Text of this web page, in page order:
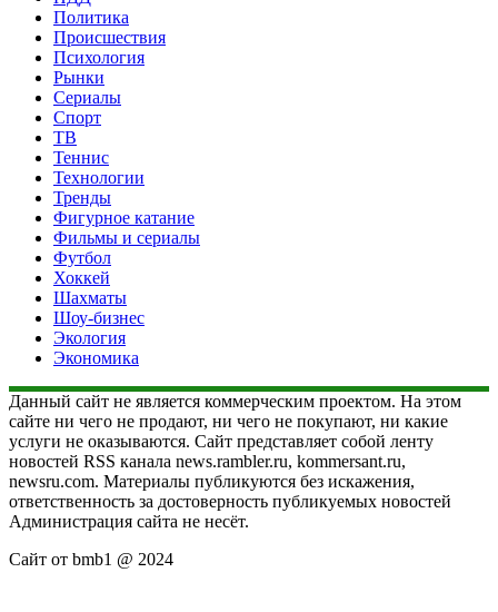
Политика
Происшествия
Психология
Рынки
Сериалы
Спорт
ТВ
Теннис
Технологии
Тренды
Фигурное катание
Фильмы и сериалы
Футбол
Хоккей
Шахматы
Шоу-бизнес
Экология
Экономика
Данный сайт не является коммерческим проектом. На этом
сайте ни чего не продают, ни чего не покупают, ни какие
услуги не оказываются. Сайт представляет собой ленту
новостей RSS канала news.rambler.ru, kommersant.ru,
newsru.com. Материалы публикуются без искажения,
ответственность за достоверность публикуемых новостей
Администрация сайта не несёт.
Сайт от bmb1 @ 2024